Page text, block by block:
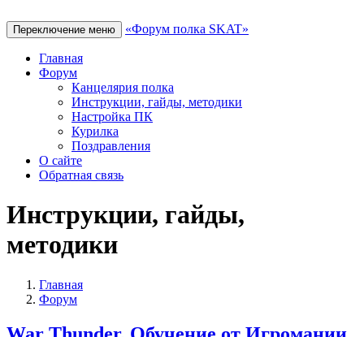
Переключение меню «Форум полка SKAT»
Главная
Форум
Канцелярия полка
Инструкции, гайды, методики
Настройка ПК
Курилка
Поздравления
О сайте
Обратная связь
Инструкции, гайды,
методики
Главная
Форум